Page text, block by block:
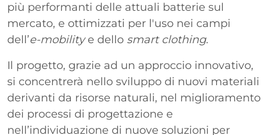
più performanti delle attuali batterie sul
mercato, e ottimizzati per l'uso nei campi
dell’e-mobilitye dello smart clothing.
Il progetto, grazie ad un approccio innovativo,
si concentrerà nello sviluppo di nuovi materiali
derivanti da risorse naturali, nel miglioramento
dei processi di progettazione e
nell’individuazione di nuove soluzioni per